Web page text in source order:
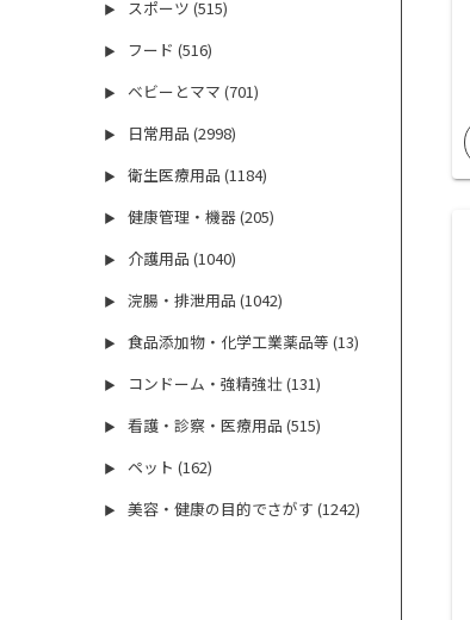
▶ スポーツ (515)
▶ フード (516)
▶ ベビーとママ (701)
▶ 日常用品 (2998)
▶ 衛生医療用品 (1184)
▶ 健康管理・機器 (205)
▶ 介護用品 (1040)
▶ 浣腸・排泄用品 (1042)
▶ 食品添加物・化学工業薬品等 (13)
▶ コンドーム・強精強壮 (131)
▶ 看護・診察・医療用品 (515)
▶ ペット (162)
▶ 美容・健康の目的でさがす (1242)